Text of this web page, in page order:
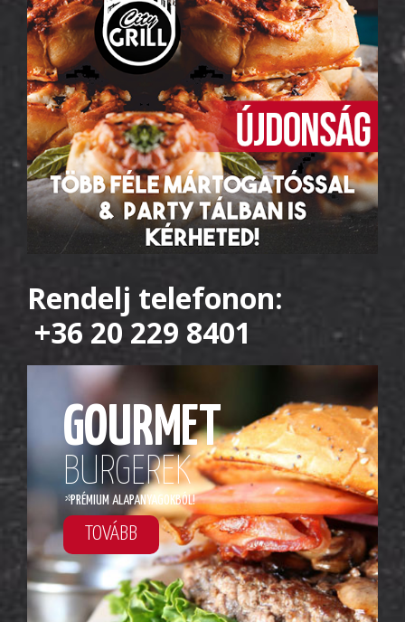
Rendelj telefonon:
+36 20 229 8401
GOURMET
BURGEREK
*PRÉMIUM ALAPANYAGOKBÓL!
TOVÁBB